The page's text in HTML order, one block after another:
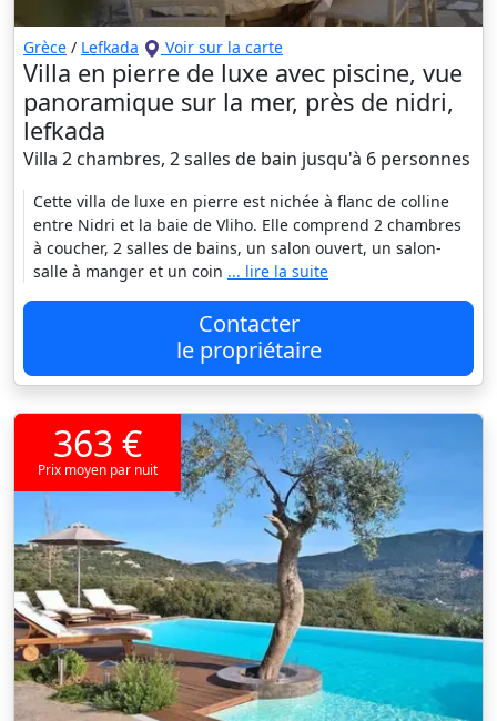
Grèce / Lefkada Voir sur la carte
Villa en pierre de luxe avec piscine, vue
panoramique sur la mer, près de nidri,
lefkada
Villa 2 chambres, 2 salles de bain jusqu'à 6 personnes
Cette villa de luxe en pierre est nichée à flanc de colline
entre Nidri et la baie de Vliho. Elle comprend 2 chambres
à coucher, 2 salles de bains, un salon ouvert, un salon-
salle à manger et un coin ... lire la suite
Contacter
le propriétaire
363 €
Prix moyen par nuit